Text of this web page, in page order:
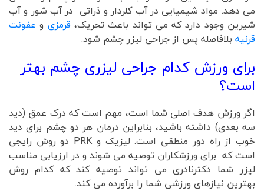
می دهد. مواد شیمیایی در آب کلردار و ذراتی در آب شور و آب
شیرین وجود دارد که می تواند باعث تحریک، قرمزی و عفونت
قرنیه بلافاصله پس از جراحی لیزر چشم شود.
برای ورزش کدام جراحی لیزری چشم بهتر
است؟
اگر ورزش هدف اصلی شما است، مهم است که درک عمق (دید
سه بعدی) داشته باشید، بنابراین درمان هر دو چشم برای دید
خوب از راه دور منطقی است. لیزیک و PRK دو روش رایجی
است که برای ورزشکاران توصیه می شوند و در ارزیابی مناسب
لیزر شما دکترنادری می تواند توصیه کند که کدام روش
بهترین نیازهای ورزشی شما را برآورده می کند.